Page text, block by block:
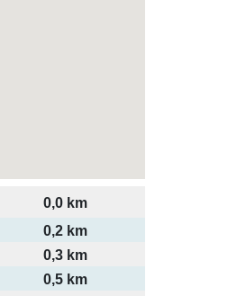
0,0 km
0,2 km
0,3 km
0,5 km